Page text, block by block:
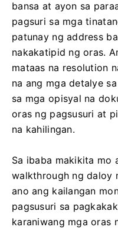
bansa at ayon sa
pagsuri sa mga
patunay ng address
nakakatipid ng oras.
mataas na resolution
na ang mga detalye
sa mga opisyal na
oras ng pagsusuri at
na kahilingan.
Sa ibaba makikita mo
walkthrough ng daloy
ano ang kailangan
pagsusuri sa
karaniwang mga oras